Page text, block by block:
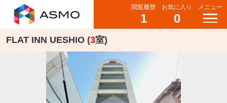
閲覧履歴
1
お気に入り
0
メニュー
FLAT INN UESHIO (3室)